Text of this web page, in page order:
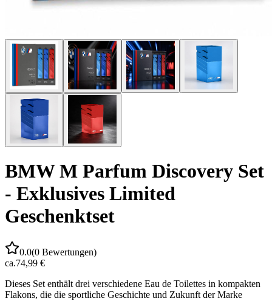
BMW M Parfum Discovery Set
- Exklusives Limited
Geschenktset
0.0(0 Bewertungen)
ca.74,99 €
Dieses Set enthält drei verschiedene Eau de Toilettes in kompakten
Flakons, die die sportliche Geschichte und Zukunft der Marke